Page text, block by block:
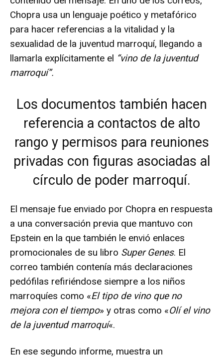
Chopra usa un lenguaje poético y metafórico
para hacer referencias a la vitalidad y la
sexualidad de la juventud marroquí, llegando a
llamarla explícitamente el “vino de la juventud
marroquí”.
Los documentos también hacen
referencia a contactos de alto
rango y permisos para reuniones
privadas con figuras asociadas al
círculo de poder marroquí.
El mensaje fue enviado por Chopra en respuesta
a una conversación previa que mantuvo con
Epstein en la que también le envió enlaces
promocionales de su libro Super Genes. El
correo también contenía más declaraciones
pedófilas refiriéndose siempre a los niños
marroquíes como «El tipo de vino que no
mejora con el tiempo» y otras como «Olí el vino
de la juventud marroquí«.
En ese segundo informe, muestra un